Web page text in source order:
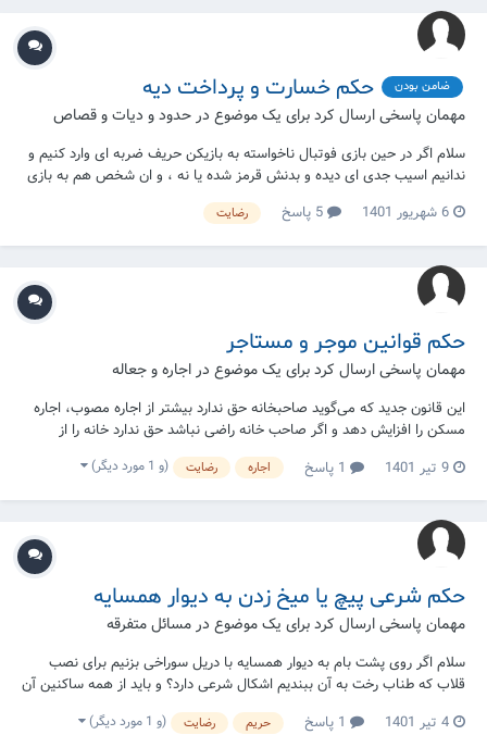
ضامن بودن حکم خسارت و پرداخت دیه
مهمان پاسخی ارسال کرد برای یک موضوع در حدود و دیات و قصاص
سلام اگر در حین بازی فوتبال ناخواسته به بازیکن حریف ضربه ای وارد کنیم و
ندانیم اسیب جدی ای دیده و بدنش قرمز شده یا نه ، و ان شخص هم به بازی
ادامه دهد. ایا وظیفه داریم پیگیری کنیم که دیه ای گردن ما هست ؟
6 شهریور 1401 رضایت
حکم قوانین موجر و مستاجر
مهمان پاسخی ارسال کرد برای یک موضوع در اجاره و جعاله
این قانون جدید که می‌گوید صاحبخانه حق ندارد بیشتر از اجاره مصوب، اجاره
مسکن را افزایش دهد و اگر صاحب خانه راضی نباشد حق ندارد خانه را از
مستاجر بگیرد. حکم نماز و نشتن در این خانه چیست؟
9 تیر 1401 اجاره رضایت (و 1 مورد دیگر)
حکم شرعی پیچ یا میخ زدن به دیوار همسایه
مهمان پاسخی ارسال کرد برای یک موضوع در مسائل متفرقه
سلام اگر روی پشت بام به دیوار همسایه با دریل سوراخی بزنیم برای نصب
قلاب که طناب رخت به آن ببندیم اشکال شرعی دارد؟ و باید از همه ساکنین آن
4 تیر 1401 حریم رضایت (و 1 مورد دیگر)